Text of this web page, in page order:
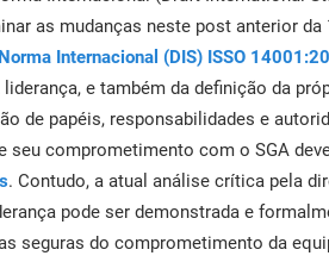
instantâneas para qualquer dúvida
27001 e ao SGSI, aprimore sua
materiais de treinamento em
rapidez usando a plataforma da
tecnologia de IA.
obrigações de conformidade,
treinamento com mais rapidez e
usando a plataforma da Advisera,
IA e baseada em conhecimento
obrigações de conformidade.
as mudanças neste post anterior da
Internacional (DIS) ISSO
e também da definição da
de papéis, responsabilidades e
seu comprometimento com o SGA
. Contudo, a atual análise crítica pela
pode ser demonstrada e
seguras do comprometimento da